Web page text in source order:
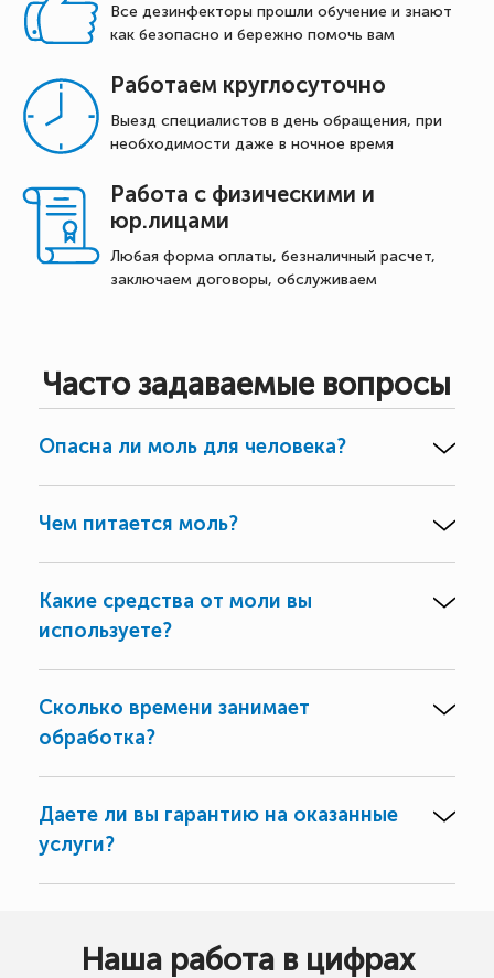
Все дезинфекторы прошли обучение и знают
как безопасно и бережно помочь вам
Работаем круглосуточно
Выезд специалистов в день обращения, при
необходимости даже в ночное время
Работа с физическими и
юр.лицами
Любая форма оплаты, безналичный расчет,
заключаем договоры, обслуживаем
Часто задаваемые вопросы
Опасна ли моль для человека?
Чем питается моль?
Какие средства от моли вы
используете?
Сколько времени занимает
обработка?
Даете ли вы гарантию на оказанные
услуги?
Наша работа в цифрах